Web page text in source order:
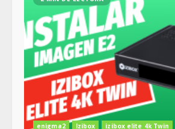
enigma2 Izibox izibox elite 4k Twin